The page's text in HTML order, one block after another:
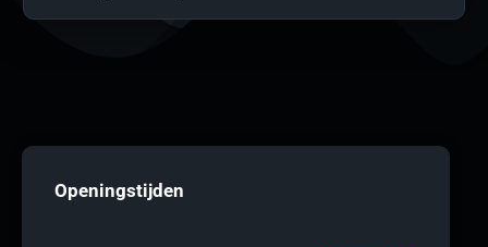
Openingstijden